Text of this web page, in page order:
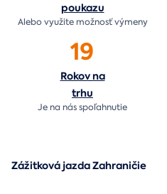
poukazu
Alebo využite možnosť výmeny
19
Rokov na
trhu
Je na násspoľahnutie
Zážitková jazda Zahraničie